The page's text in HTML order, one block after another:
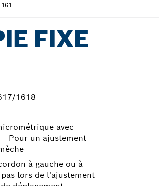
FIXE
1618
avec
Pour un ajustement
à gauche ou à
lors de l'ajustement